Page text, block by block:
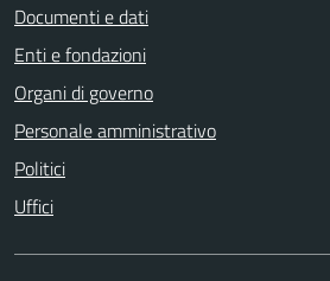
Documenti e dati
Enti e fondazioni
Organi di governo
Personale amministrativo
Politici
Uffici